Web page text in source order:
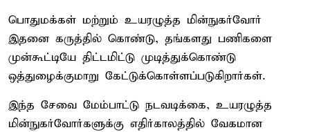
பொதுமக்கள் மற்றும் உயரழுத்த மின்நுகர்வோர்
இதனை கருத்தில் கொண்டு, தங்களது பணிகளை
முன்கூட்டியே திட்டமிட்டு முடித்துக்கொண்டு
ஒத்துழைக்குமாறு கேட்டுக்கொள்ளப்படுகிறார்கள்.
இந்த சேவை மேம்பாட்டு நடவடிக்கை, உயரழுத்த
மின்நுகர்வோர்களுக்கு எதிர்காலத்தில் வேகமான